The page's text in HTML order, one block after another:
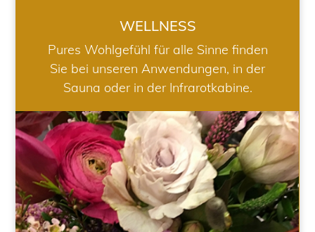
WELLNESS
Pures Wohlgefühl für alle Sinne finden
Sie bei unseren Anwendungen, in der
Sauna oder in der Infrarotkabine.